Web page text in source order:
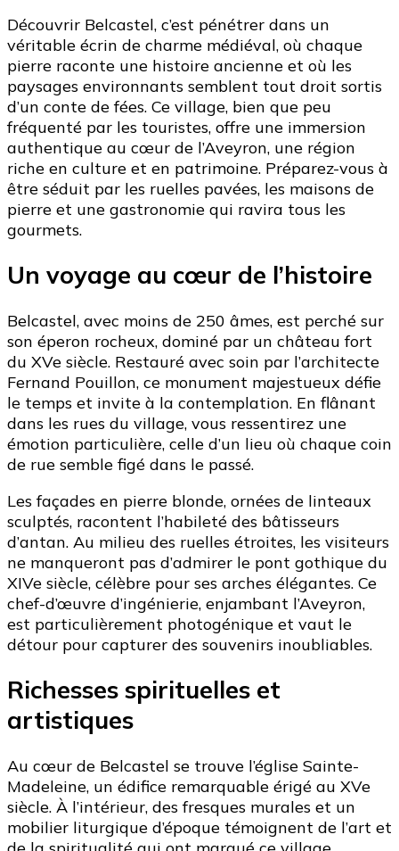
ce
village
de
l’Aveyron
qui
surpasse
les
lauréats
de
concours
Découvrir Belcastel, c’est pénétrer dans un
véritable écrin de charme médiéval, où chaque
pierre raconte une histoire ancienne et où les
paysages environnants semblent tout droit sortis
d’un conte de fées. Ce village, bien que peu
fréquenté par les touristes, offre une immersion
authentique au cœur de l’Aveyron, une région
riche en culture et en patrimoine. Préparez-vous à
être séduit par les ruelles pavées, les maisons de
pierre et une gastronomie qui ravira tous les
gourmets.
Un voyage au cœur de l’histoire
Belcastel, avec moins de 250 âmes, est perché sur
son éperon rocheux, dominé par un château fort
du XVe siècle. Restauré avec soin par l’architecte
Fernand Pouillon, ce monument majestueux défie
le temps et invite à la contemplation. En flânant
dans les rues du village, vous ressentirez une
émotion particulière, celle d’un lieu où chaque coin
de rue semble figé dans le passé.
Les façades en pierre blonde, ornées de linteaux
sculptés, racontent l’habileté des bâtisseurs
d’antan. Au milieu des ruelles étroites, les visiteurs
ne manqueront pas d’admirer le pont gothique du
XIVe siècle, célèbre pour ses arches élégantes. Ce
chef-d’œuvre d’ingénierie, enjambant l’Aveyron,
est particulièrement photogénique et vaut le
détour pour capturer des souvenirs inoubliables.
Richesses spirituelles et
artistiques
Au cœur de Belcastel se trouve l’église Sainte-
Madeleine, un édifice remarquable érigé au XVe
siècle. À l’intérieur, des fresques murales et un
mobilier liturgique d’époque témoignent de l’art et